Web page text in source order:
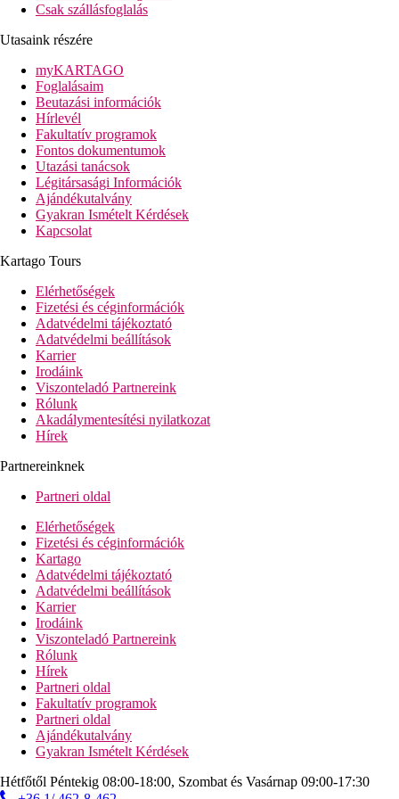
Csak szállásfoglalás
Utasaink részére
myKARTAGO
Foglalásaim
Beutazási információk
Hírlevél
Fakultatív programok
Fontos dokumentumok
Utazási tanácsok
Légitársasági Információk
Ajándékutalvány
Gyakran Ismételt Kérdések
Kapcsolat
Kartago Tours
Elérhetőségek
Fizetési és céginformációk
Adatvédelmi tájékoztató
Adatvédelmi beállítások
Karrier
Irodáink
Viszonteladó Partnereink
Rólunk
Akadálymentesítési nyilatkozat
Hírek
Partnereinknek
Partneri oldal
Elérhetőségek
Fizetési és céginformációk
Kartago
Adatvédelmi tájékoztató
Adatvédelmi beállítások
Karrier
Irodáink
Viszonteladó Partnereink
Rólunk
Hírek
Partneri oldal
Fakultatív programok
Partneri oldal
Ajándékutalvány
Gyakran Ismételt Kérdések
Hétfőtől Péntekig 08:00-18:00, Szombat és Vasárnap 09:00-17:30